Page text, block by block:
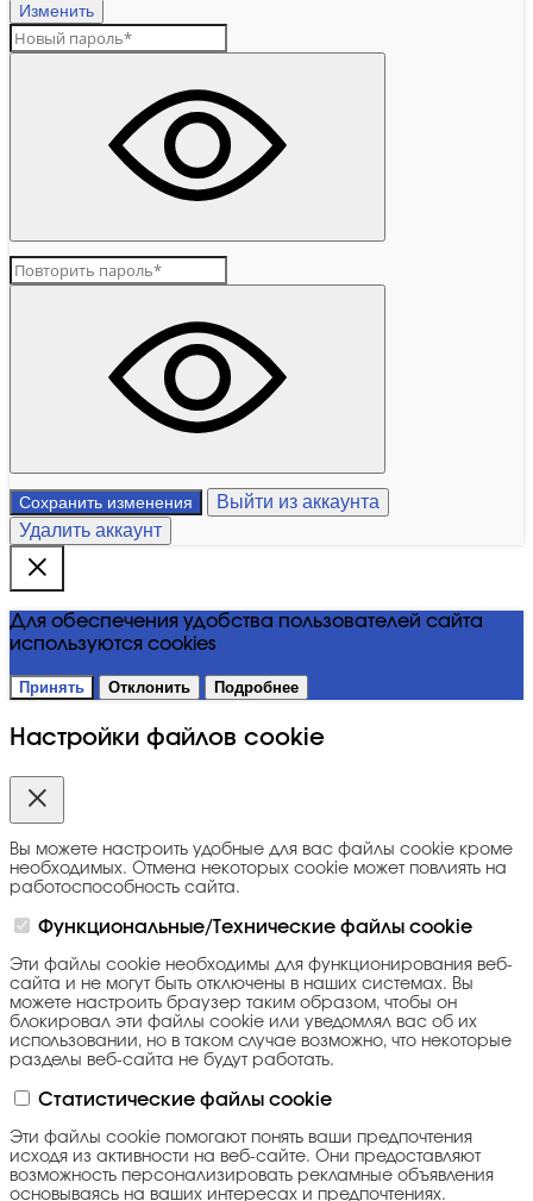
Изменить
Сохранить изменения
Выйти из аккаунта
Удалить аккаунт
Для обеспечения удобства пользователей сайта
используются cookies
Принять Отклонить Подробнее
Настройки файлов cookie
Вы можете настроить удобные для вас файлы cookie кроме
необходимых. Отмена некоторых cookie может повлиять на
работоспособность сайта.
Функциональные/Технические файлы cookie
Эти файлы cookie необходимы для функционирования веб-
сайта и не могут быть отключены в наших системах. Вы
можете настроить браузер таким образом, чтобы он
блокировал эти файлы cookie или уведомлял вас об их
использовании, но в таком случае возможно, что некоторые
разделы веб-сайта не будут работать.
Статистические файлы cookie
Эти файлы cookie помогают понять ваши предпочтения
исходя из активности на веб-сайте. Они предоставляют
возможность персонализировать рекламные объявления
основываясь на ваших интересах и предпочтениях.